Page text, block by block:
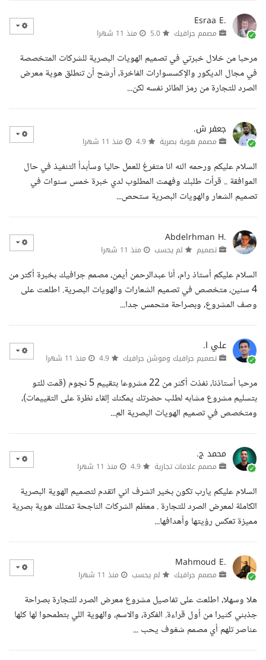
Esraa E.
مصمم جرافيك منذ 11 شهرا
مرحبا من خلال خبرتي في تصميم الهويات البصرية للشركات المتخصصة
في مجال الديكور والإكسسوارات الفاخرة، أرشح أن تنطلق هوية معرض
الصرد للتجارة من رمز الطائر نفسه لكن...
جعفر ش.
مصمم هوية بصرية منذ 11 شهرا
السلام عليكم ورحمه الله انا متفرغ للعمل حاليا وسأبدأ التنفيذ في حال
الموافقة .. قرأت طلبك وفهمت المطلوب لدي خبرة خمس سنوات في
تصميم الشعار والهويات البصرية ستحص...
Abdelrhman H.
تصميم لم يحسب منذ 11 شهرا
السلام عليكم أستاذ رام، أنا عبدالرحمن أيمن، مصمم جرافيك بخبرة أكتر من
4 سنين، متخصص في تصميم الشعارات والهويات البصرية. اطلعت على
وصف المشروع، وبصراحة متحمس جدا...
علي ا.
تصميم جرافيك وموشن جرافيك منذ 11 شهرا
مرحبا أستاذنا، نفذت أكثر من 22 مشروعا بتقييم 5 نجوم (قمت للتو
بتسليم مشروع مشابه لطلب حضرتك يمكنك إلقاء نظرة على التقييمات)،
ومتخصص في تصميم الهويات البصرية الم...
محمد ج.
مصمم علامات تجارية منذ 11 شهرا
السلام عليكم يارب تكون بخير اتشرف اني اتقدم لتصميم الهوية البصرية
الكاملة لمعرض الصرد للتجارة . معظم الشركات الناجحة تمتلك هوية بصرية
مميزة تعكس رؤيتها وأهدافها...
Mahmoud E.
مصمم جرافيك لم يحسب منذ 11 شهرا
هلا وسهلا، اطلعت على تفاصيل مشروع معرض الصرد للتجارة بصراحة
جذبني كثيرا من أول قراءة. الفكرة، والاسم، والهوية اللي بتطمحوا لها كلها
عناصر تلهم أي مصمم شغوف يحب ...